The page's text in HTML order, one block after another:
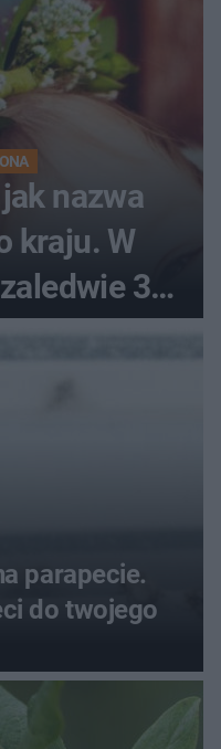
nazwa
kraju. W
3
parapecie.
do twojego